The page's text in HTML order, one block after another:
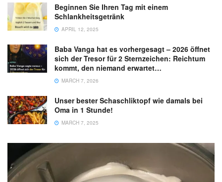
Beginnen Sie Ihren Tag mit einem
Schlankheitsgetränk
APRIL 12, 2025
Baba Vanga hat es vorhergesagt – 2026 öffnet
sich der Tresor für 2 Sternzeichen: Reichtum
kommt, den niemand erwartet…
MARCH 7, 2026
Unser bester Schaschliktopf wie damals bei
Oma in 1 Stunde!
MARCH 7, 2025